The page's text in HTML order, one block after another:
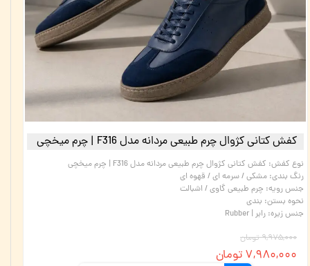
کفش کتانی کژوال چرم طبیعی مردانه مدل F316 | چرم میخچی
نوع کفش: کفش کتانی کژوال چرم طبیعی مردانه مدل F316 | چرم میخچی
رنگ بندی: مشکی / سرمه ای / قهوه ای
جنس رویه: چرم طبیعی گاوی / اشبالت
نحوه بستن: بندی
جنس زیره: رابر | Rubber
۹,۹۷۵,۰۰۰ تومان
۷,۹۸۰,۰۰۰ تومان